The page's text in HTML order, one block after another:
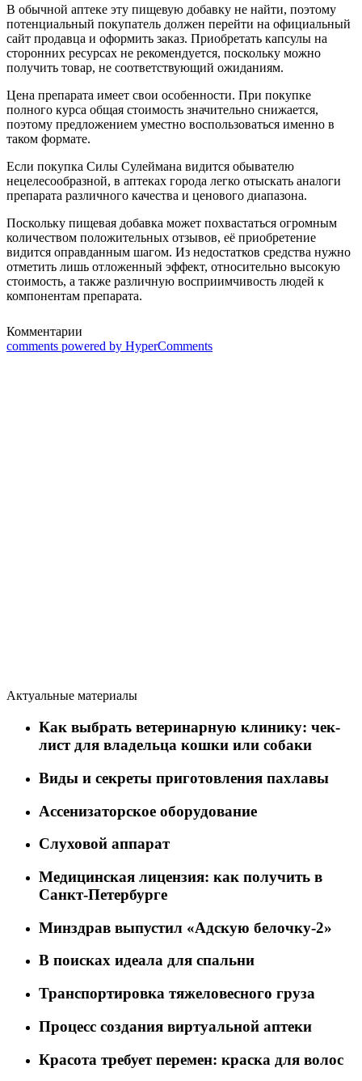
В обычной аптеке эту пищевую добавку не найти, поэтому
потенциальный покупатель должен перейти на официальный
сайт продавца и оформить заказ. Приобретать капсулы на
сторонних ресурсах не рекомендуется, поскольку можно
получить товар, не соответствующий ожиданиям.
Цена препарата имеет свои особенности. При покупке
полного курса общая стоимость значительно снижается,
поэтому предложением уместно воспользоваться именно в
таком формате.
Если покупка Силы Сулеймана видится обывателю
нецелесообразной, в аптеках города легко отыскать аналоги
препарата различного качества и ценового диапазона.
Поскольку пищевая добавка может похвастаться огромным
количеством положительных отзывов, её приобретение
видится оправданным шагом. Из недостатков средства нужно
отметить лишь отложенный эффект, относительно высокую
стоимость, а также различную восприимчивость людей к
компонентам препарата.
Комментарии
comments powered by HyperComments
Актуальные материалы
Как выбрать ветеринарную клинику: чек-
лист для владельца кошки или собаки
Виды и секреты приготовления пахлавы
Ассенизаторское оборудование
Слуховой аппарат
Медицинская лицензия: как получить в
Санкт-Петербурге
Минздрав выпустил «Адскую белочку-2»
В поисках идеала для спальни
Транспортировка тяжеловесного груза
Процесс создания виртуальной аптеки
Красота требует перемен: краска для волос